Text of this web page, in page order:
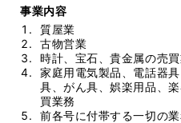
事業内容
質屋業
古物営業
時計、宝石、貴金属の売
家庭用電気製品、電話器
具、がん具、娯楽用品、
買業務
前各号に付帯する一切の